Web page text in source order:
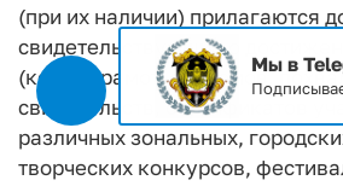
(при их наличии) прилагаются
свидетельствующие о
(копии грамот, дипломов,
свидетельств, сертификатов
различных зональных,
творческих конкурсов,
Мы в